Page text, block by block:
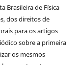
Brasileira de Física
dos direitos de
para os artigos
sobre a primeira
os mesmos